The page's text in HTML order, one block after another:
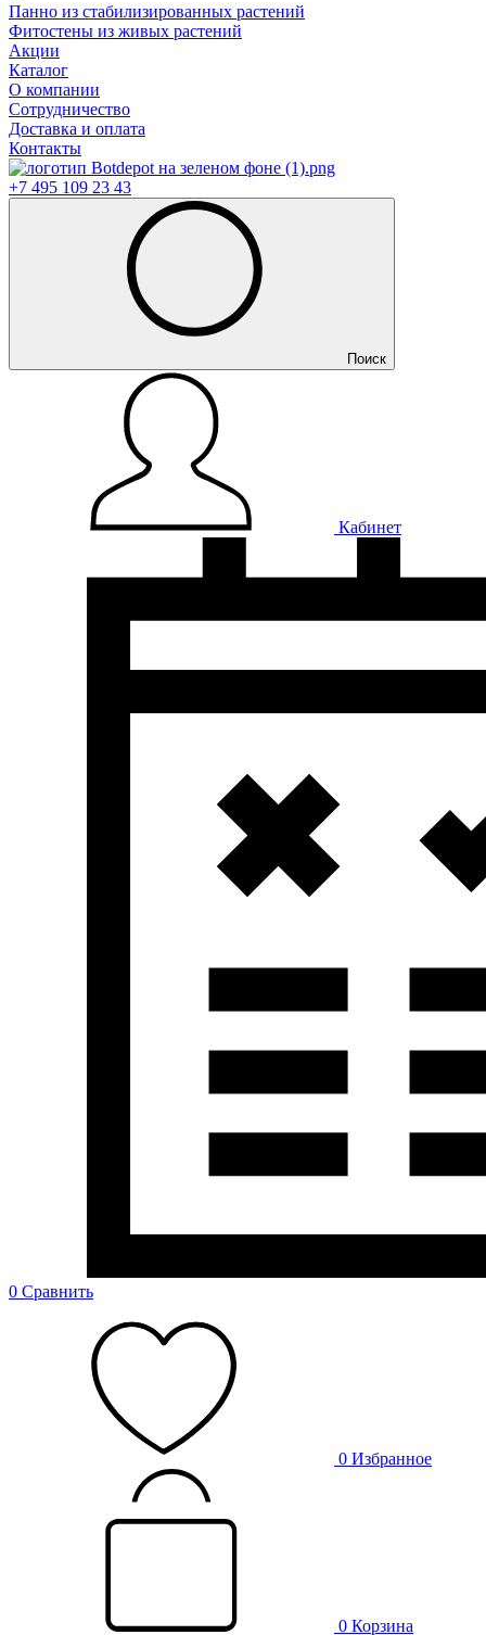
Панно из стабилизированных растений
Фитостены из живых растений
Акции
Каталог
О компании
Сотрудничество
Доставка и оплата
Контакты
+7 495 109 23 43
Поиск
Кабинет
0 Сравнить
0 Избранное
0 Корзина